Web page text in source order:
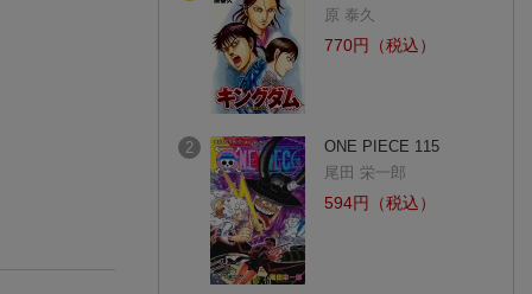
原 泰久
770円（税込）
2
ONE PIECE 115
尾田 栄一郎
594円（税込）